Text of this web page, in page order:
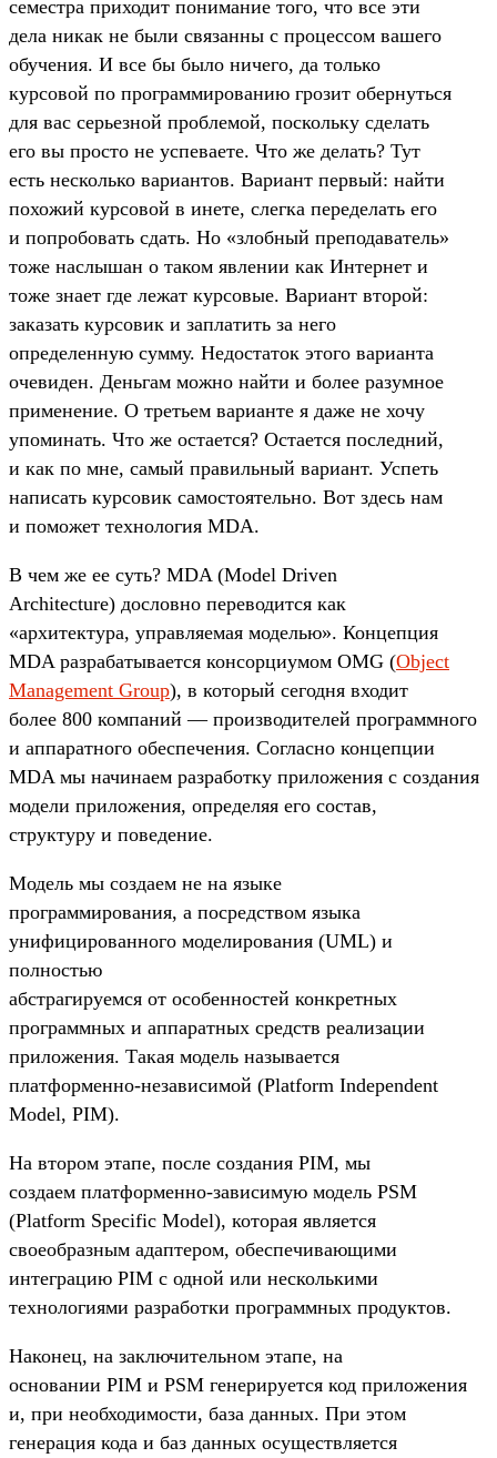
семестра приходит понимание того, что все эти
дела никак не были связанны с процессом вашего
обучения. И все бы было ничего, да только
курсовой по программированию грозит обернуться
для вас серьезной проблемой, поскольку сделать
его вы просто не успеваете. Что же делать? Тут
есть несколько вариантов. Вариант первый: найти
похожий курсовой в инете, слегка переделать его
и попробовать сдать. Но «злобный преподаватель»
тоже наслышан о таком явлении как Интернет и
тоже знает где лежат курсовые. Вариант второй:
заказать курсовик и заплатить за него
определенную сумму. Недостаток этого варианта
очевиден. Деньгам можно найти и более разумное
применение. О третьем варианте я даже не хочу
упоминать. Что же остается? Остается последний,
и как по мне, самый правильный вариант. Успеть
написать курсовик самостоятельно. Вот здесь нам
и поможет технология MDA.
В чем же ее суть? MDA (Мodel Driven
Architecture) дословно переводится как
«архитектура, управляемая моделью». Концепция
MDA разрабатывается консорциумом OMG (Object
Management Group), в который сегодня входит
более 800 компаний — производителей программного
и аппаратного обеспечения. Согласно концепции
MDA мы начинаем разработку приложения с создания
модели приложения, определяя его состав,
структуру и поведение.
Модель мы создаем не на языке
программирования, а посредством языка
унифицированного моделирования (UML) и
полностью
абстрагируемся от особенностей конкретных
программных и аппаратных средств реализации
приложения. Такая модель называется
платформенно-независимой (Platform Independent
Model, PIM).
На втором этапе, после создания PIM, мы
создаем платформенно-зависимую модель PSM
(Platform Specific Model), которая является
своеобразным адаптером, обеспечивающими
интеграцию PIM с одной или несколькими
технологиями разработки программных продуктов.
Наконец, на заключительном этапе, на
основании PIM и PSM генерируется код приложения
и, при необходимости, база данных. При этом
генерация кода и баз данных осуществляется